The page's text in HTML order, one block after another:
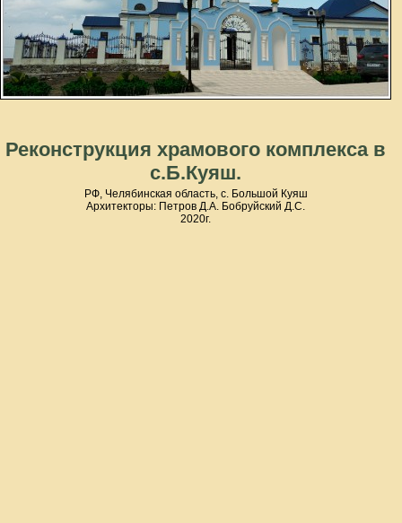
Реконструкция храмового комплекса в
с.Б.Куяш.
РФ, Челябинская область, с. Большой Куяш
Архитекторы: Петров Д.А. Бобруйский Д.С.
2020г.